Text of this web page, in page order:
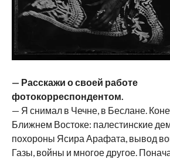
— Расскажи о своей работе
фотокорреспондентом.
— Я снимал в Чечне, в Беслане.
Ближнем Востоке: палестинские
похороны Ясира Арафата, вывод
Газы, войны и многое другое.